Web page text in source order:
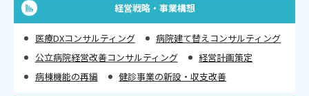
経営戦略・事業構想
医療DXコンサルティング
病院建て替えコンサルティング
公立病院経営改善コンサルティング
経営計画策定
病棟機能の再編
健診事業の新設・収支改善